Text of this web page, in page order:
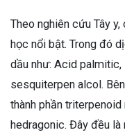
Theo nghiên cứu Tây
học nổi bật. Trong đó
dầu như: Acid
sesquiterpen alcol.
thành phần
hedragonic. Đây đều